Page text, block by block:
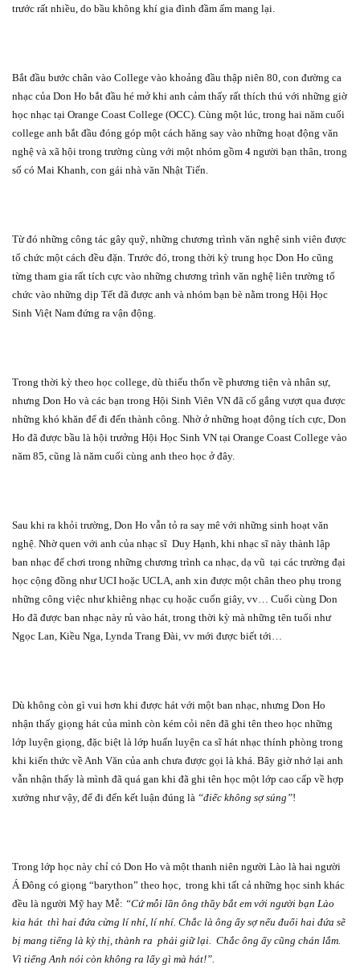
trước rất nhiều, do bầu không khí gia đình đầm ấm mang lại.
Bắt đầu bước chân vào College vào khoảng đầu thập niên 80, con đường ca
nhạc của Don Ho bắt đầu hé mở khi anh cảm thấy rất thích thú với những giờ
học nhạc tại Orange Coast College (OCC). Cùng một lúc, trong hai năm cuối
college anh bắt đầu đóng góp một cách hăng say vào những hoạt động văn
nghệ và xã hội trong trường cùng với một nhóm gồm 4 người bạn thân, trong
số có Mai Khanh, con gái nhà văn Nhật Tiến.
Từ đó những công tác gây quỹ, những chương trình văn nghệ sinh viên được
tổ chức một cách đều đặn. Trước đó, trong thời kỳ trung học Don Ho cũng
từng tham gia rất tích cực vào những chương trình văn nghệ liên trường tổ
chức vào những dịp Tết đã được anh và nhóm bạn bè nằm trong Hội Học
Sinh Việt Nam đứng ra vận động.
Trong thời kỳ theo học college, dù thiếu thốn về phương tiện và nhân sự,
nhưng Don Ho và các bạn trong Hội Sinh Viên VN đã cố gắng vượt qua được
những khó khăn để đi đến thành công. Nhờ ở những hoạt động tích cực, Don
Ho đã được bầu là hội trưởng Hội Học Sinh VN tại Orange Coast College vào
năm 85, cũng là năm cuối cùng anh theo học ở đây.
Sau khi ra khỏi trường, Don Ho vẫn tỏ ra say mê với những sinh hoạt văn
nghệ. Nhờ quen với anh của nhạc sĩ Duy Hạnh, khi nhạc sĩ này thành lập
ban nhạc để chơi trong những chương trình ca nhạc, dạ vũ tại các trường đại
học cộng đồng như UCI hoặc UCLA, anh xin được một chân theo phụ trong
những công việc như khiêng nhạc cụ hoặc cuốn giây, vv… Cuối cùng Don
Ho đã được ban nhạc này rủ vào hát, trong thời kỳ mà những tên tuổi như
Ngọc Lan, Kiều Nga, Lynda Trang Đài, vv mới được biết tới…
Dù không còn gì vui hơn khi được hát với một ban nhạc, nhưng Don Ho
nhận thấy giọng hát của mình còn kém cỏi nên đã ghi tên theo học những
lớp luyện giọng, đặc biệt là lớp huấn luyện ca sĩ hát nhạc thính phòng trong
khi kiến thức về Anh Văn của anh chưa được gọi là khá. Bây giờ nhớ lại anh
vẫn nhận thấy là mình đã quá gan khi đã ghi tên học một lớp cao cấp về hợp
xướng như vậy, để đi đến kết luận đúng là “điếc không sợ súng”!
Trong lớp học này chỉ có Don Ho và một thanh niên người Lào là hai người
Á Đông có giọng “barython” theo học, trong khi tất cả những học sinh khác
đều là người Mỹ hay Mễ: “Cứ mỗi lần ông thầy bắt em với người bạn Lào
kia hát thì hai đứa cừng lí nhí, lí nhí. Chắc là ông ấy sợ nếu đuổi hai đứa sẽ
bị mang tiếng là kỳ thị, thành ra phải giữ lại. Chắc ông ấy cũng chán lắm.
Vì tiếng Anh nói còn không ra lấy gì mà hát!”.